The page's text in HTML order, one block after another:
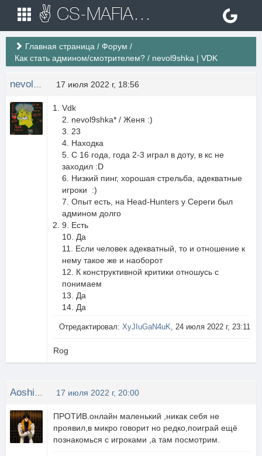
✌ CS-MAFIA.RU ✌ Игровые сервера Counter Strike 1.6
Главная страница / Форум /
Как стать админом/смотрителем? / nevol9shka | VDK
17 июля 2022 г, 18:56
Vdk
2. nevol9shka* / Женя :)
3. 23
4. Находка
5. С 16 года, года 2-3 играл в доту, в кс не
заходил :D
6. Низкий пинг, хорошая стрельба, адекватные
игроки :)
7. Опыт есть, на Head-Hunters у Сереги был
админом долго
9. Есть
10. Да
11. Если человек адекватный, то и отношение к
нему такое же и наоборот
12. К конструктивной критики отношусь с
понимаем
13. Да
14. Да
Отредактировал: XyJIuGaN4uK, 24 июля 2022 г, 23:11
Rog
17 июля 2022 г, 20:00
ПРОТИВ.онлайн маленький ,никак себя не
проявил,в микро говорит но редко,поиграй ещё
познакомься с игроками ,а там посмотрим.